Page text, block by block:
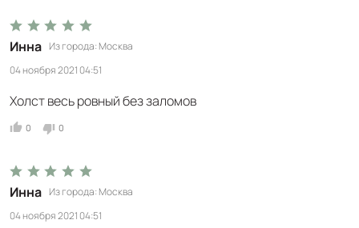
Инна Из города Москва
04 ноября 2021 04:51
Холст весь ровный без заломов
0 0
Инна Из города Москва
04 ноября 2021 04:51